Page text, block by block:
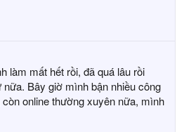
làm mất hết rồi, đã quá lâu rồi
Bây giờ mình bận nhiều công
online thường xuyên nữa, mình